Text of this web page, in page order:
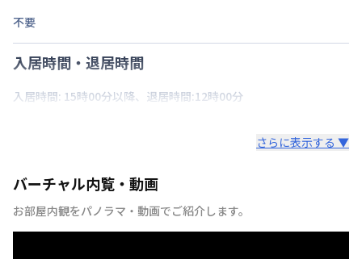
不要
入居時間・退居時間
入居時間: 15時00分以降、退居時間:12時00分
さらに表示する ▼
バーチャル内覧・動画
お部屋内観をパノラマ・動画でご紹介します。